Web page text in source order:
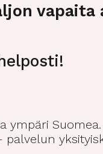
vapaita
ympäri
palvelun